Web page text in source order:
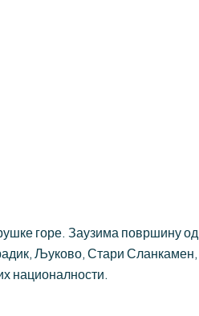
горе. Заузима површину од
Љуково, Стари Сланкамен,
националности.